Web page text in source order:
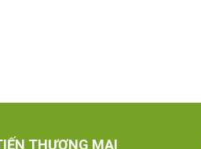
THƯƠNG MẠI